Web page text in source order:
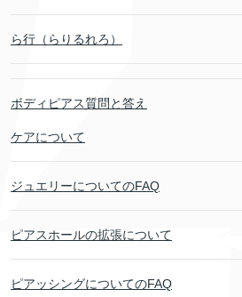
ら行（らりるれろ）
ボディピアス質問と答え
ケアについて
ジュエリーについてのFAQ
ピアスホールの拡張について
ピアッシングについてのFAQ